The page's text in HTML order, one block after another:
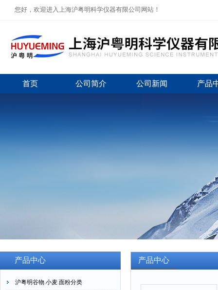
您好，欢迎进入上海沪粤明科学仪器有限公司网站！
首页 公司简介 公司新闻 产品
产品中心
沪粤明谷物.小麦.面粉分类
产品中心